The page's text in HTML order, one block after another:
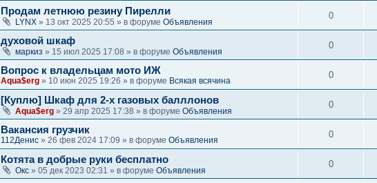
Продам летнюю резину Пирелли
LYNX » 13 окт 2025 20:55 » в форуме Объявления
0
духовой шкаф
маркиз » 15 июл 2025 17:08 » в форуме Объявления
0
Вопрос к владельцам мото ИЖ
Aqua$erg » 10 июн 2025 19:26 » в форуме Всякая всячина
0
[Куплю] Шкаф для 2-х газовых балллонов
Aqua$erg » 29 апр 2025 17:38 » в форуме Объявления
0
Вакансия грузчик
112Денис » 26 фев 2024 17:09 » в форуме Объявления
0
Котята в добрые руки бесплатно
Окс » 05 дек 2023 02:31 » в форуме Объявления
0